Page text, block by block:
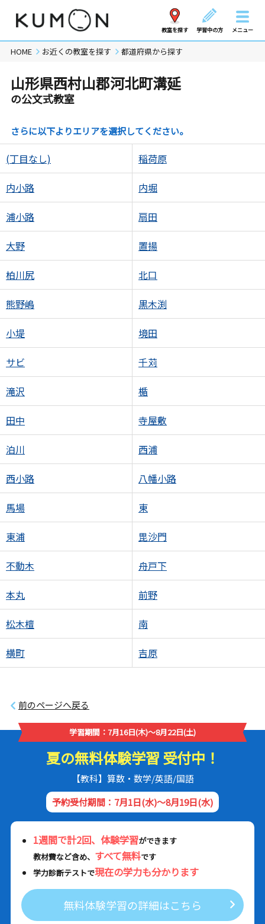
教室を探す 学習中の方 メニュー
HOME お近くの教室を探す 都道府県から探す
山形県西村山郡河北町溝延
の公文式教室
さらに以下よりエリアを選択してください。
(丁目なし) 稲荷原
内小路 内堀
浦小路 扇田
大野 置揚
柏川尻 北口
熊野嶋 黒木渕
小堤 境田
サビ 千苅
滝沢 楯
田中 寺屋敷
泊川 西浦
西小路 八幡小路
馬場 東
東浦 毘沙門
不動木 舟戸下
本丸 前野
松木檀 南
横町 吉原
前のページへ戻る
学習期間：7月16日(木)～8月22日(土)
夏の無料体験学習 受付中！
【教科】算数・数学/英語/国語
予約受付期間：7月1日(水)～8月19日(水)
1週間で計2回、体験学習ができます
教材費など含め、 すべて無料です
学力診断テストで現在の学力も分かります
無料体験学習の詳細はこちら